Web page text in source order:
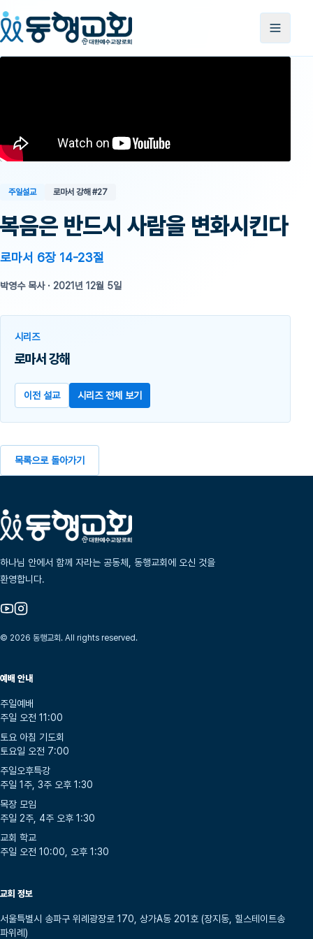
주일설교 로마서 강해 #27
복음은 반드시 사람을 변화시킨다
로마서 6장 14-23절
박영수 목사· 2021년 12월 5일
시리즈
로마서 강해
이전 설교 시리즈 전체 보기
목록으로 돌아가기
하나님 안에서 함께 자라는 공동체, 동행교회에 오신 것을
환영합니다.
© 2026 동행교회. All rights reserved.
예배 안내
주일예배
주일 오전 11:00
토요 아침 기도회
토요일 오전 7:00
주일오후특강
주일 1주, 3주 오후 1:30
목장 모임
주일 2주, 4주 오후 1:30
교회 학교
주일 오전 10:00, 오후 1:30
교회 정보
서울특별시 송파구 위례광장로 170, 상가A동 201호 (장지동, 힐스테이트송
파위례)